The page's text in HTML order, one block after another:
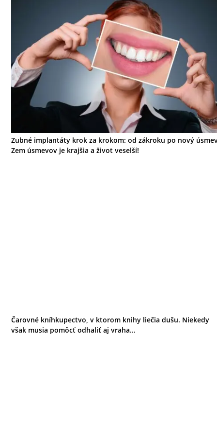
Zubné implantáty krok za krokom: od zákroku po nový
Zem úsmevov je krajšia a život veselší!
Čarovné kníhkupectvo, v ktorom knihy liečia dušu. Niekedy
však musia pomôcť odhaliť aj vraha...